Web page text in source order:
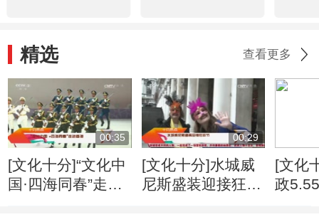
精选 查看更多
00:35
[文化十分]“文化中
国·四海同春”走进
00:29
[文化十分]水城威
尼斯盛装迎接狂欢
[文化
政